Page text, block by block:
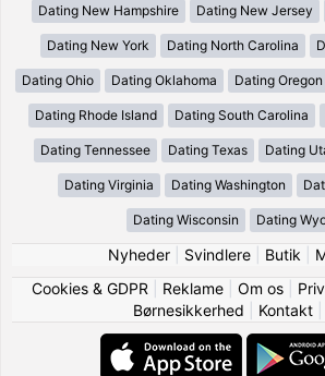
Dating New Hampshire Dating New Jersey
Dating New York Dating North Carolina
Dating Ohio Dating Oklahoma Dating Oregon
Dating Rhode Island Dating South Carolina
Dating Tennessee Dating Texas Dating
Dating Virginia Dating Washington
Dating Wisconsin Dating
Nyheder| Svindlere| Butik
Cookies & GDPR
Reklame| Om os|
Børnesikkerhed
Kontakt|